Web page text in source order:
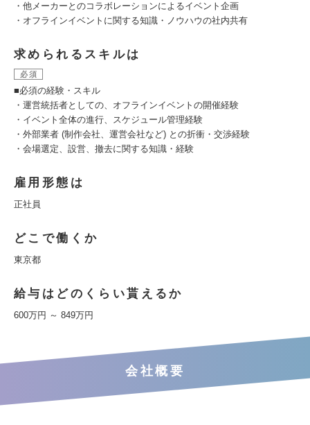
・他メーカーとのコラボレーションによるイベント企画
・オフラインイベントに関する知識・ノウハウの社内共有
求められるスキルは
必須
■必須の経験・スキル
・運営統括者としての、オフラインイベントの開催経験
・イベント全体の進行、スケジュール管理経験
・外部業者 (制作会社、運営会社など) との折衝・交渉経験
・会場選定、設営、撤去に関する知識・経験
雇用形態は
正社員
どこで働くか
東京都
給与はどのくらい貰えるか
600万円 ～ 849万円
会社概要